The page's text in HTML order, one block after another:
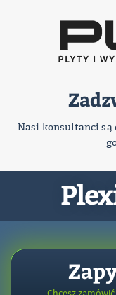
Nasi konsultanci